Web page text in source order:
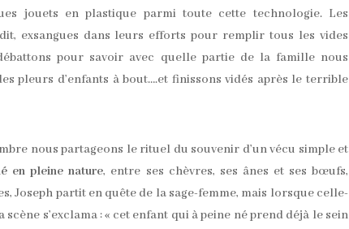
jouets en plastique parmi toute cette technologie. Les
exsangues dans leurs efforts pour remplir tous les vides
pour savoir avec quelle partie de la famille nous
pleurs d’enfants à bout….et finissons vidés après le terrible
nous partageons le rituel du souvenir d’un vécu simple et
en pleine nature, entre ses chèvres, ses ânes et ses bœufs,
Joseph partit en quête de la sage-femme, mais lorsque celle-
s’exclama : « cet enfant qui à peine né prend déjà le sein